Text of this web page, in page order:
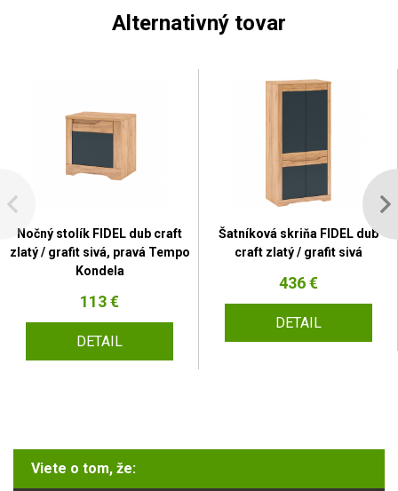
Alternativný tovar
Nočný stolík FIDEL dub craft
zlatý / grafit sivá, pravá Tempo
Kondela
113 €
DETAIL
Šatníková skriňa FIDEL dub
craft zlatý / grafit sivá
436 €
DETAIL
Viete o tom, že: